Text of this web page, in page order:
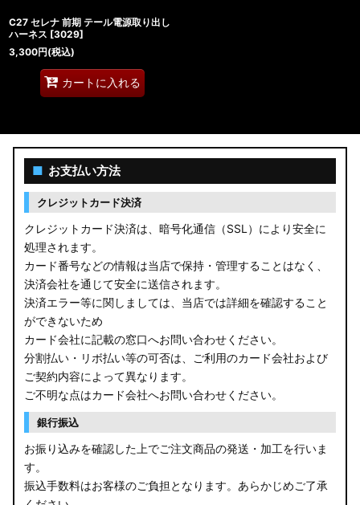
C27 セレナ 前期 テール電源取り出し
ハーネス [3029]
3,300円(税込)
カートに入れる
■ お支払い方法
クレジットカード決済
クレジットカード決済は、暗号化通信（SSL）により安全に
処理されます。
カード番号などの情報は当店で保持・管理することはなく、
決済会社を通じて安全に送信されます。
決済エラー等に関しましては、当店では詳細を確認すること
ができないため
カード会社に記載の窓口へお問い合わせください。
分割払い・リボ払い等の可否は、ご利用のカード会社および
ご契約内容によって異なります。
ご不明な点はカード会社へお問い合わせください。
銀行振込
お振り込みを確認した上でご注文商品の発送・加工を行いま
す。
振込手数料はお客様のご負担となります。あらかじめご了承